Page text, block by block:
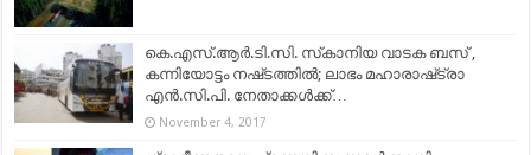
കെ.എസ്‌.ആര്‍.ടി.സി. സ്‌കാനിയ വാടക ബസ്‌ ,
കന്നിയോട്ടം നഷ്‌ടത്തില്‍; ലാഭം മഹാരാഷ്‌ട്രാ
എന്‍.സി.പി. നേതാക്കള്‍ക്ക്‌…
November 4, 2017